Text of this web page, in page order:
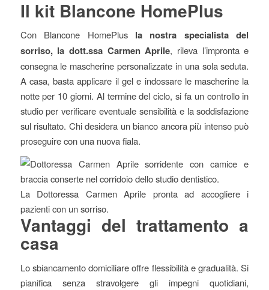
Il kit Blancone HomePlus
Con Blancone HomePlus la nostra specialista del
sorriso, la dott.ssa Carmen Aprile, rileva l’impronta e
consegna le mascherine personalizzate in una sola seduta.
A casa, basta applicare il gel e indossare le mascherine la
notte per 10 giorni. Al termine del ciclo, si fa un controllo in
studio per verificare eventuale sensibilità e la soddisfazione
sul risultato. Chi desidera un bianco ancora più intenso può
proseguire con una nuova fiala.
La Dottoressa Carmen Aprile pronta ad accogliere i
pazienti con un sorriso.
Vantaggi del trattamento a
casa
Lo sbiancamento domiciliare offre flessibilità e gradualità. Si
pianifica senza stravolgere gli impegni quotidiani,